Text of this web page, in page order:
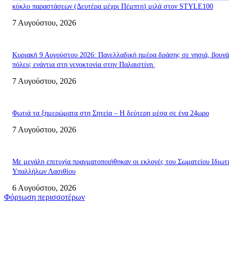
κύκλο παραστάσεων (Δευτέρα μέχρι Πέμπτη) μιλά στον STYLE100
7 Αυγούστου, 2026
Κυριακή 9 Αυγούστου 2026: Πανελλαδική ημέρα δράσης σε νησιά,
πόλεις ενάντια στη γενοκτονία στην Παλαιστίνη.
7 Αυγούστου, 2026
Φωτιά τα ξημερώματα στη Σητεία – Η δεύτερη μέσα σε ένα 24ωρο
7 Αυγούστου, 2026
Με μεγάλη επιτυχία πραγματοποιήθηκαν οι εκλογές του Σωματείου
Υπαλλήλων Λασιθίου
6 Αυγούστου, 2026
Φόρτωση περισσοτέρων